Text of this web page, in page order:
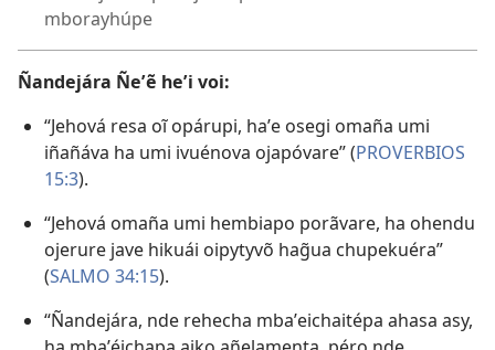
mborayhúpe
Ñandejára Ñeʼẽ heʼi voi:
“Jehová resa oĩ opárupi, haʼe osegi omaña umi
iñañáva ha umi ivuénova ojapóvare” (PROVERBIOS
15:3).
“Jehová omaña umi hembiapo porãvare, ha ohendu
ojerure jave hikuái oipytyvõ hag̃ua chupekuéra”
(SALMO 34:15).
“Ñandejára, nde rehecha mbaʼeichaitépa ahasa asy,